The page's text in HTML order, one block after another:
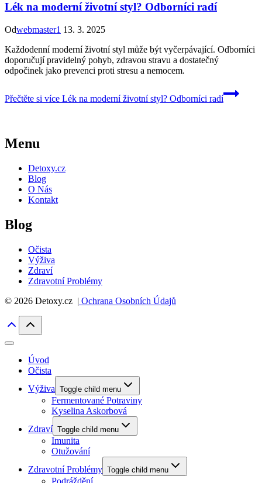
Lék na moderní životní styl? Odborníci radí
Odwebmaster1 13. 3. 2025
Každodenní moderní životní styl může být vyčerpávající. Odborníci
doporučují pravidelný pohyb, zdravou stravu a dostatečný
odpočinek jako prevenci proti stresu a nemocem.
Přečtěte si více Lék na moderní životní styl? Odborníci radí
Menu
Detoxy.cz
Blog
O Nás
Kontakt
Blog
Očista
Výživa
Zdraví
Zdravotní Problémy
© 2026 Detoxy.cz | Ochrana Osobních Údajů
Úvod
Očista
Výživa Toggle child menu
Fermentované Potraviny
Kyselina Askorbová
Zdraví Toggle child menu
Imunita
Otužování
Zdravotní Problémy Toggle child menu
Podráždění